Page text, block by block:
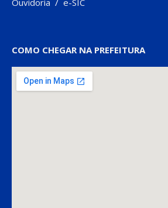
COMO CHEGAR NA PREFEITURA